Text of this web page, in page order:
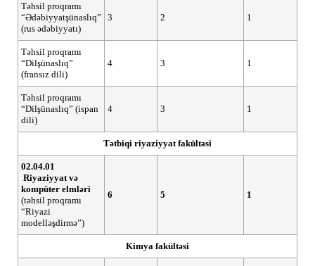
Təhsil proqramı
“Ədəbiyyatşünaslıq”
(rus ədəbiyyatı)
3 2 1
Təhsil proqramı
“Dilşünaslıq”
(fransız dili)
4 3 1
Təhsil proqramı
“Dilşünaslıq” (ispan
dili)
4 3 1
Tətbiqi riyaziyyat fakültəsi
02.04.01
Riyaziyyatvə
kompüter elmləri
(təhsil proqramı
“Riyazi
modelləşdirmə”)
6 5 1
Kimya fakültəsi